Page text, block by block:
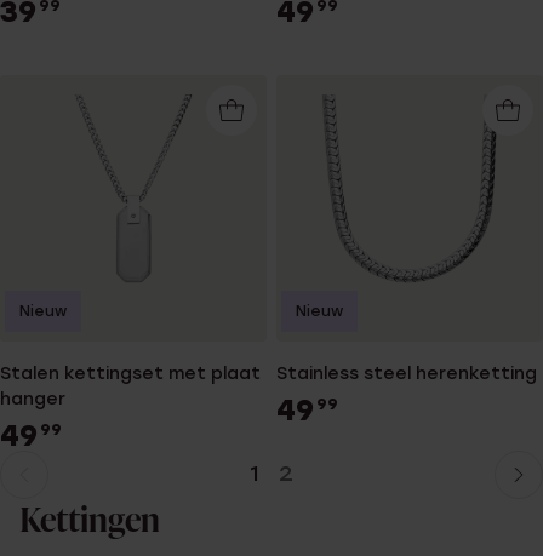
39 99 49 99
Stalen kettingset met plaat
hanger
49 99
Nieuw
Stainless steel herenketting
49 99
Nieuw
pagina
1 2
naarKettingen